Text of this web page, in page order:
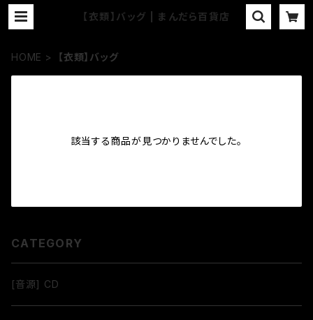
【衣類】バッグ | まんだら百貨店
HOME 【衣類】バッグ
該当する商品が見つかりませんでした。
CATEGORY
[音源] CD